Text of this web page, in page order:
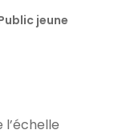
jeune
l’échelle